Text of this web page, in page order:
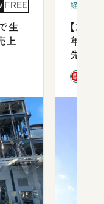
FREE
生
上
経済・ビ
【就活
年会は
先1位